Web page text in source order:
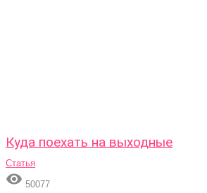
Куда поехать на выходные
Статья
 50077